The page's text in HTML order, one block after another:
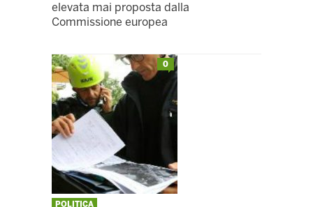
elevata mai proposta dalla
Commissione europea
0
POLITICA